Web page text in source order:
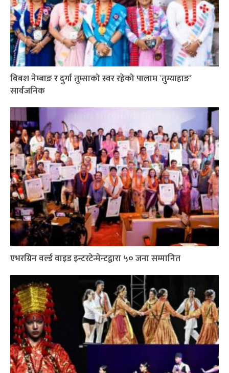
बिबश नेम्बाङ र दुर्गा तुम्साको स्वर रहेको पालाम `तुम्याहाङ´
सार्वजनिक
एभरग्रिन वर्ल्ड वाइड इन्टरटेन्मेन्टद्वारा ५० जना सम्मानित